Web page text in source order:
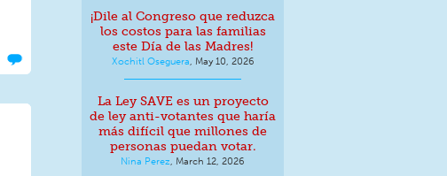
¡Dile al Congreso que reduzca
los costos para las familias
este Día de las Madres!
Xochitl Oseguera May 10, 2026
La Ley SAVE es un proyecto
de ley anti-votantes que haría
más difícil que millones de
personas puedan votar.
Nina Perez March 12, 2026